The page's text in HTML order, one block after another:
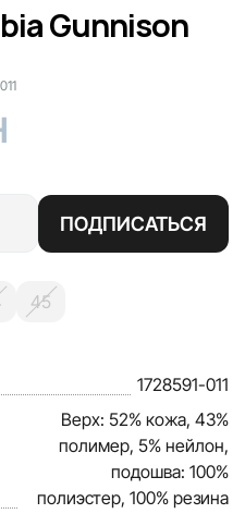
Gunnison
ПОДПИСАТЬСЯ
45
1728591-011
Верх: 52% кожа, 43%
полимер, 5% нейлон,
подошва: 100%
полиэстер, 100% резина